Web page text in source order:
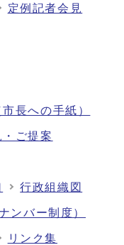
定例記者会見
長への手紙）
ご提案
行政組織図
ンバー制度）
リンク集